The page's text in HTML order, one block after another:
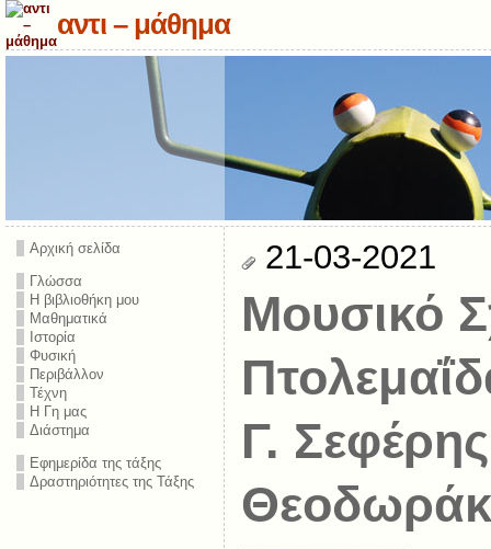
αντι – μάθημα
Αρχική σελίδα
Γλώσσα
Η βιβλιοθήκη μου
Μαθηματικά
Ιστορία
Φυσική
Περιβάλλον
Τέχνη
Η Γη μας
Διάστημα
Εφημερίδα της τάξης
Δραστηριότητες της Τάξης
21-03-2021
Μουσικό
Γ.